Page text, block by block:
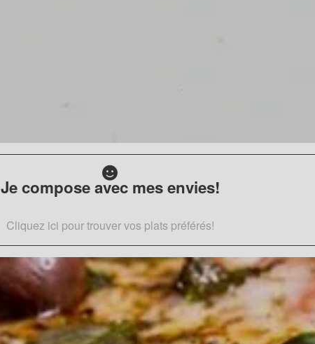
Je compose avec mes envies!
Cliquez ici pour trouver vos plats préférés!